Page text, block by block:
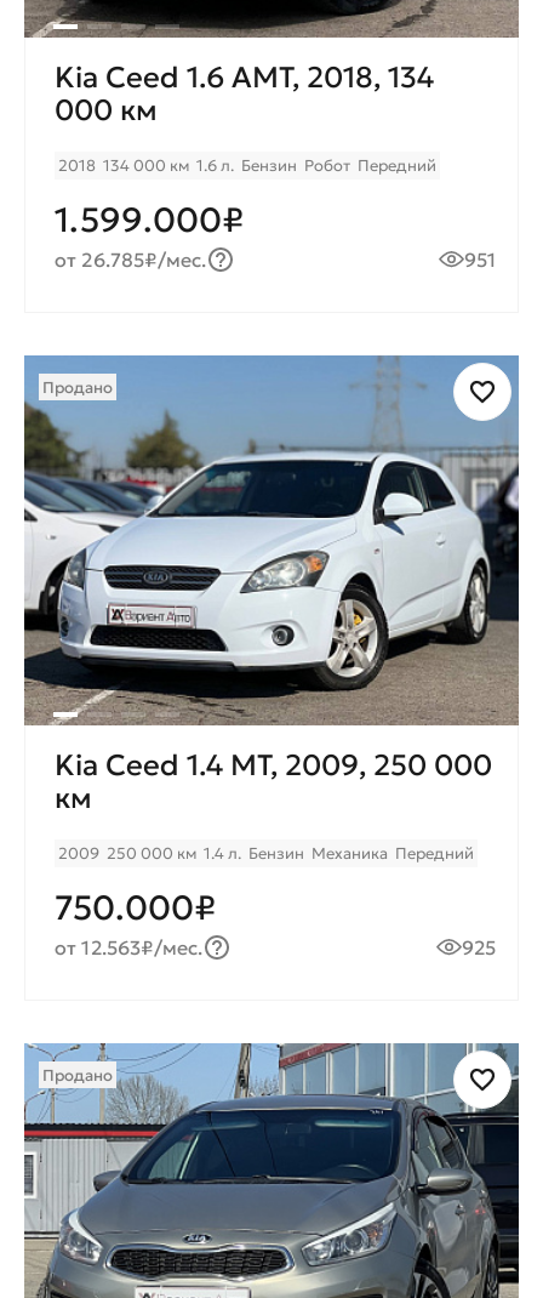
Kia Ceed 1.6 AMT, 2018, 134
000 км
2018 134 000 км 1.6 л. Бензин Робот Передний
1.599.000₽
от 26.785₽/мес. 951
Продано
Kia Ceed 1.4 МТ, 2009, 250 000
км
2009 250 000 км 1.4 л. Бензин Механика Передний
750.000₽
от 12.563₽/мес. 925
Продано